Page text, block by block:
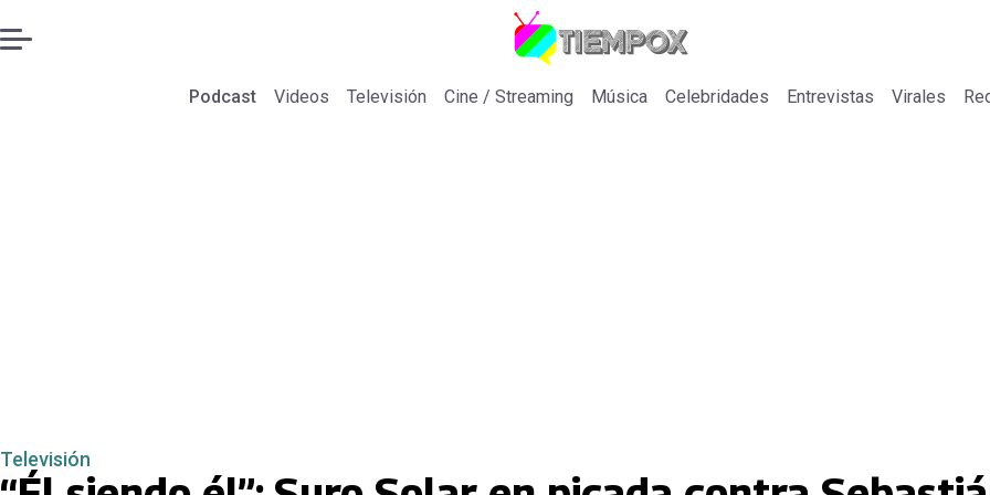
Podcast Videos Televisión Cine / Streaming Música Celebridades Entrevistas Virales
Televisión